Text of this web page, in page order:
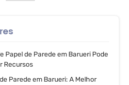
Papel de Parede em Barueri Pode
Recursos
Parede em Barueri: A Melhor